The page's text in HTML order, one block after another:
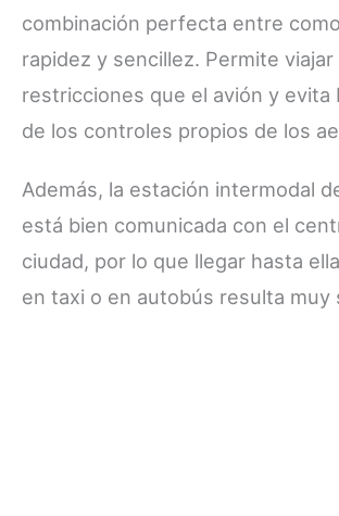
combinación perfecta entre
rapidez y sencillez. Permite
restricciones que el avión y evita
de los controles propios de los
Además, la estación intermodal
está bien comunicada con el
ciudad, por lo que llegar hasta
en taxi o en autobús resulta muy